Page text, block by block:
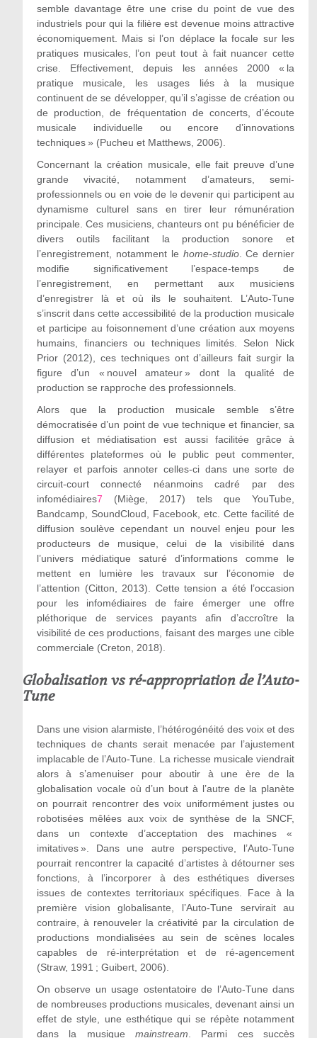
semble davantage être une crise du point de vue des
industriels pour qui la filière est devenue moins attractive
économiquement. Mais si l’on déplace la focale sur les
pratiques musicales, l’on peut tout à fait nuancer cette
crise. Effectivement, depuis les années 2000 « la
pratique musicale, les usages liés à la musique
continuent de se développer, qu’il s’agisse de création ou
de production, de fréquentation de concerts, d’écoute
musicale individuelle ou encore d’innovations
techniques » (Pucheu et Matthews, 2006).
Concernant la création musicale, elle fait preuve d’une
grande vivacité, notamment d’amateurs, semi-
professionnels ou en voie de le devenir qui participent au
dynamisme culturel sans en tirer leur rémunération
principale. Ces musiciens, chanteurs ont pu bénéficier de
divers outils facilitant la production sonore et
l’enregistrement, notamment le home-studio. Ce dernier
modifie significativement l’espace-temps de
l’enregistrement, en permettant aux musiciens
d’enregistrer là et où ils le souhaitent. L’Auto-Tune
s’inscrit dans cette accessibilité de la production musicale
et participe au foisonnement d’une création aux moyens
humains, financiers ou techniques limités. Selon Nick
Prior (2012), ces techniques ont d’ailleurs fait surgir la
figure d’un « nouvel amateur » dont la qualité de
production se rapproche des professionnels.
Alors que la production musicale semble s’être
démocratisée d’un point de vue technique et financier, sa
diffusion et médiatisation est aussi facilitée grâce à
différentes plateformes où le public peut commenter,
relayer et parfois annoter celles-ci dans une sorte de
circuit-court connecté néanmoins cadré par des
infomédiaires7 (Miège, 2017) tels que YouTube,
Bandcamp, SoundCloud, Facebook, etc. Cette facilité de
diffusion soulève cependant un nouvel enjeu pour les
producteurs de musique, celui de la visibilité dans
l’univers médiatique saturé d’informations comme le
mettent en lumière les travaux sur l’économie de
l’attention (Citton, 2013). Cette tension a été l’occasion
pour les infomédiaires de faire émerger une offre
pléthorique de services payants afin d’accroître la
visibilité de ces productions, faisant des marges une cible
commerciale (Creton, 2018).
Globalisation vs ré-appropriation de l’Auto-
Tune
Dans une vision alarmiste, l’hétérogénéité des voix et des
techniques de chants serait menacée par l’ajustement
implacable de l’Auto-Tune. La richesse musicale viendrait
alors à s’amenuiser pour aboutir à une ère de la
globalisation vocale où d’un bout à l’autre de la planète
on pourrait rencontrer des voix uniformément justes ou
robotisées mêlées aux voix de synthèse de la SNCF,
dans un contexte d’acceptation des machines «
imitatives ». Dans une autre perspective, l’Auto-Tune
pourrait rencontrer la capacité d’artistes à détourner ses
fonctions, à l’incorporer à des esthétiques diverses
issues de contextes territoriaux spécifiques. Face à la
première vision globalisante, l’Auto-Tune servirait au
contraire, à renouveler la créativité par la circulation de
productions mondialisées au sein de scènes locales
capables de ré-interprétation et de ré-agencement
(Straw, 1991 ; Guibert, 2006).
On observe un usage ostentatoire de l’Auto-Tune dans
de nombreuses productions musicales, devenant ainsi un
effet de style, une esthétique qui se répète notamment
dans la musiquemainstream . Parmi ces succès